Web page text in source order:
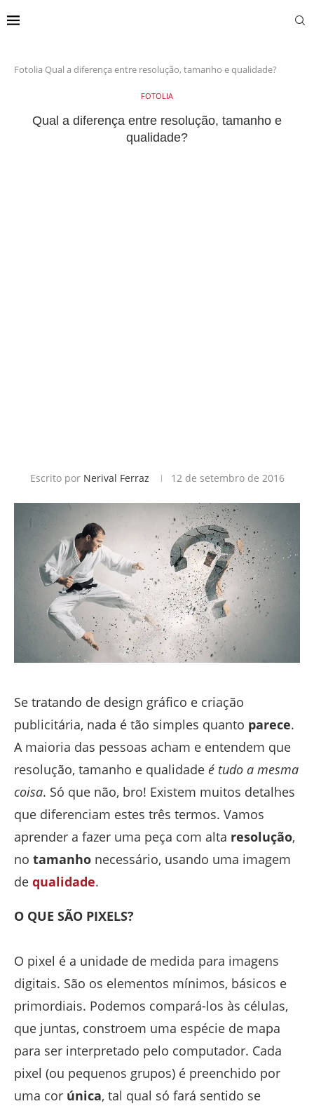
Fotolia Qual a diferença entre resolução, tamanho e qualidade?
FOTOLIA
Qual a diferença entre resolução, tamanho e
qualidade?
Escrito por Nerival Ferraz 12 de setembro de 2016
Se tratando de design gráfico e criação
publicitária, nada é tão simples quanto parece.
A maioria das pessoas acham e entendem que
resolução, tamanho e qualidade é tudo a mesma
coisa. Só que não, bro! Existem muitos detalhes
que diferenciam estes três termos. Vamos
aprender a fazer uma peça com alta resolução,
no tamanho necessário, usando uma imagem
de qualidade.
O QUE SÃO PIXELS?
O pixel é a unidade de medida para imagens
digitais. São os elementos mínimos, básicos e
primordiais. Podemos compará-los às células,
que juntas, constroem uma espécie de mapa
para ser interpretado pelo computador. Cada
pixel (ou pequenos grupos) é preenchido por
uma cor única, tal qual só fará sentido se